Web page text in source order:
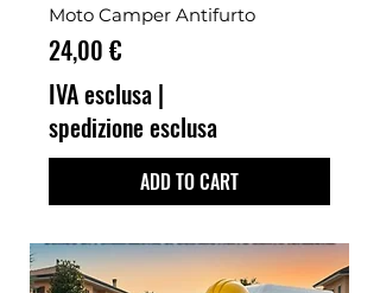
Moto Camper Antifurto
Prezzo
24,00 €
IVA esclusa |
spedizione esclusa
ADD TO CART